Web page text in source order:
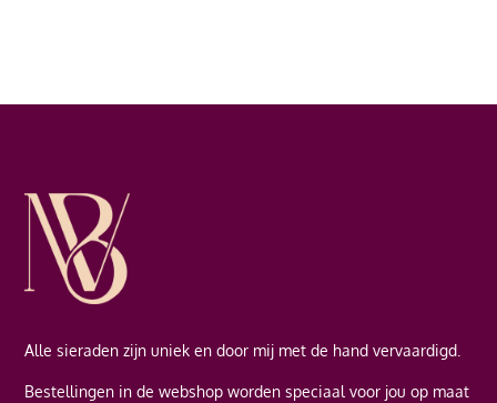
Alle sieraden zijn uniek en door mij met de hand vervaardigd.
Bestellingen in de webshop worden speciaal voor jou op maat